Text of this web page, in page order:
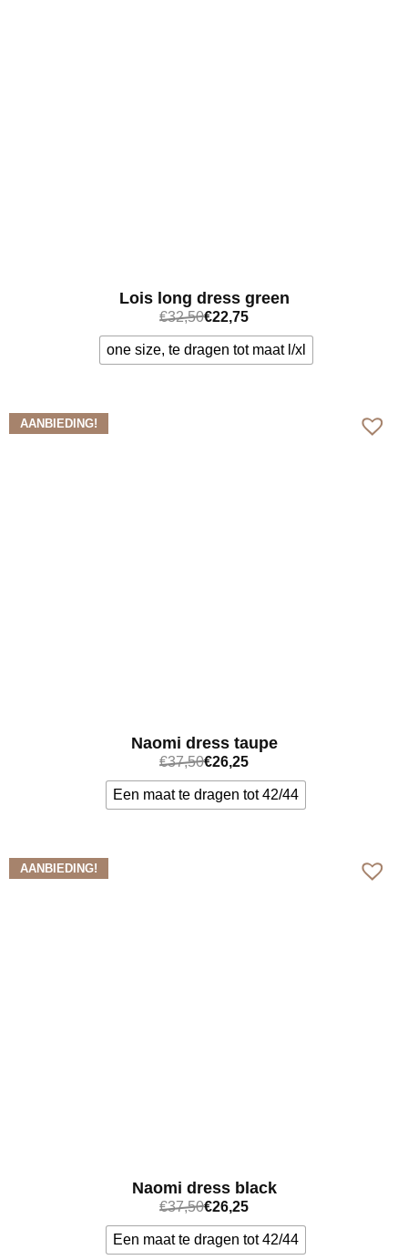
Lois long dress green
€32,50€22,75
one size, te dragen tot maat l/xl
AANBIEDING!
Naomi dress taupe
€37,50€26,25
Een maat te dragen tot 42/44
AANBIEDING!
Naomi dress black
€37,50€26,25
Een maat te dragen tot 42/44